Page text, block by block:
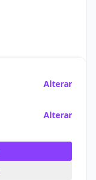
Alterar
Alterar